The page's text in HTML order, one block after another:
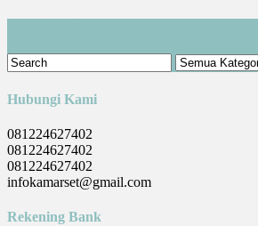
Hubungi Kami
081224627402
081224627402
081224627402
infokamarset@gmail.com
Rekening Bank